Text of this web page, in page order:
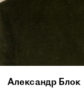
Александр Блок